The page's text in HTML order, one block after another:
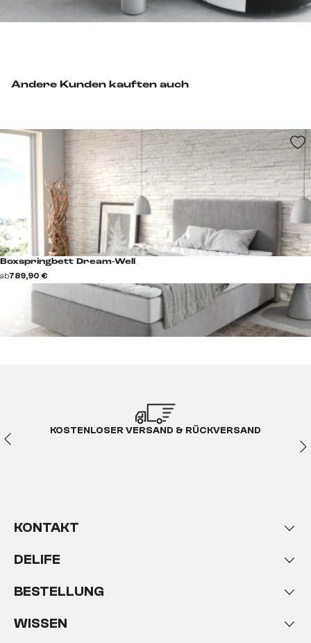
Andere Kunden kauften auch
Boxspringbett Dream-Well
ab789,90 €
KOSTENLOSER VERSAND & RÜCKVERSAND
KONTAKT
DELIFE
BESTELLUNG
WISSEN